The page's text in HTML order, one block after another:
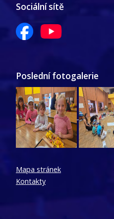
Sociální sítě
Poslední fotogalerie
Mapa stránek
Kontakty